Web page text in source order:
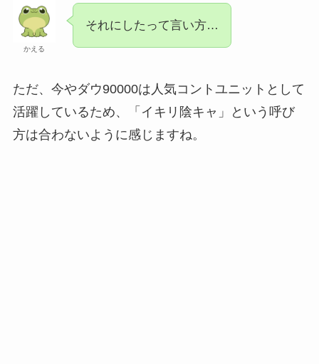
かえる
それにしたって言い方…
ただ、今やダウ90000は人気コントユニットとして
活躍しているため、「イキリ陰キャ」という呼び
方は合わないように感じますね。